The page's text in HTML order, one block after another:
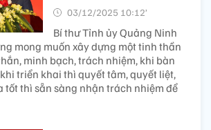
03/12/2025 10:12’
Bí thư Tỉnh ủy Quảng Ninh
mong muốn xây dựng một tinh thần
minh bạch, trách nhiệm, khi bàn
triển khai thì quyết tâm, quyết liệt,
tốt thì sẵn sàng nhận trách nhiệm để